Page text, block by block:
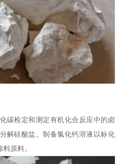
碳检定和测定有机化合反应中的卤
解硅酸盐。制备氯化钙溶液以标化
原料。